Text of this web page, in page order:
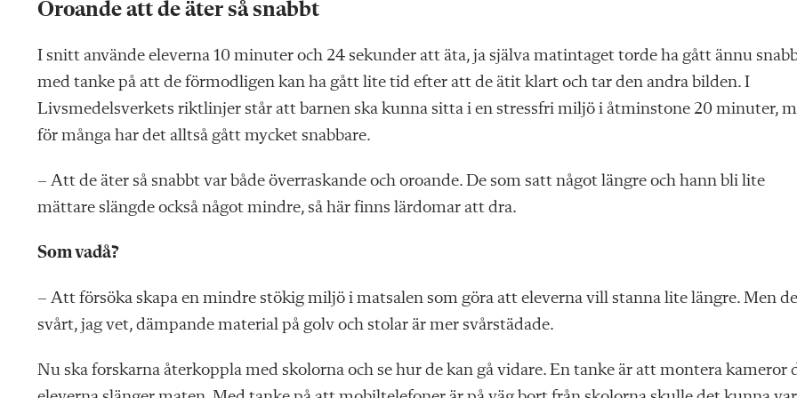
Oroande att de äter så snabbt
I snitt använde eleverna 10 minuter och 24 sekunder att äta, ja själva matintaget torde ha gått ännu
med tanke på att de förmodligen kan ha gått lite tid efter att de ätit klart och tar den andra bilden. I
Livsmedelsverkets riktlinjer står att barnen ska kunna sitta i en stressfri miljö i åtminstone 20 minuter,
för många har det alltså gått mycket snabbare.
– Att de äter så snabbt var både överraskande och oroande. De som satt något längre och hann bli lite
mättare slängde också något mindre, så här finns lärdomar att dra.
Som vadå?
– Att försöka skapa en mindre stökig miljö i matsalen som göra att eleverna vill stanna lite längre. Men
svårt, jag vet, dämpande material på golv och stolar är mer svårstädade.
Nu ska forskarna återkoppla med skolorna och se hur de kan gå vidare. En tanke är att montera kameror